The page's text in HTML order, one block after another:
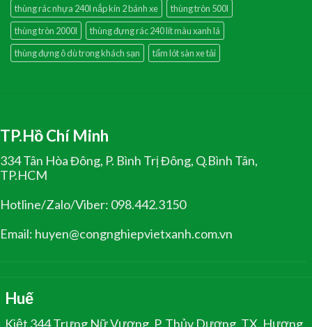
thùng rác nhựa 240l nắp kín 2 bánh xe
thùng tròn 500l
thùng tròn 2000l
thùng đựng rác 240 lít màu xanh lá
thùng đựng ô dù trong khách sạn
tấm lót sàn xe tải
TP.Hồ Chí Minh
334 Tân Hòa Đông, P. Bình Trị Đông, Q.Bình Tân,
TP.HCM
Hotline/Zalo/Viber: 098.442.3150
Email: huyen@congnghiepvietxanh.com.vn
Huế
Kiệt 344 Trưng Nữ Vương, P. Thủy Dương, TX. Hương